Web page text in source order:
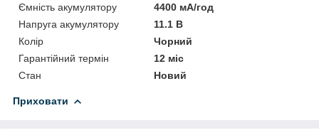
Ємність акумулятору
4400 мА/год
Напруга акумулятору
11.1 В
Колір
Чорний
Гарантійний термін
12 міс
Стан
Новий
Приховати